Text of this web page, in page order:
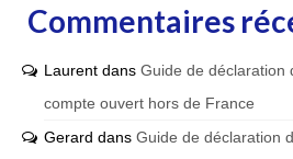
Commentaires
Laurent dans Guide de déclaration
compte ouvert hors de France
Gerard dans Guide de déclaration